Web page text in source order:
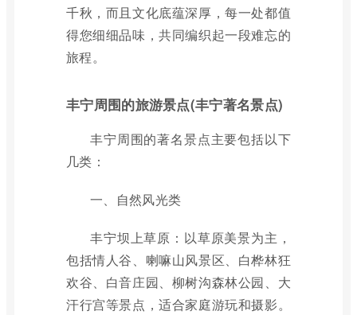
千秋，而且文化底蕴深厚，每一处都值
得您细细品味，共同编织起一段难忘的
旅程。
丰宁周围的旅游景点(丰宁著名景点)
丰宁周围的著名景点主要包括以下
几类：
一、自然风光类
丰宁坝上草原：以草原美景为主，
包括情人谷、喇嘛山风景区、白桦林狂
欢谷、白音庄园、柳树沟森林公园、大
汗行宫等景点，适合家庭游玩和摄影。